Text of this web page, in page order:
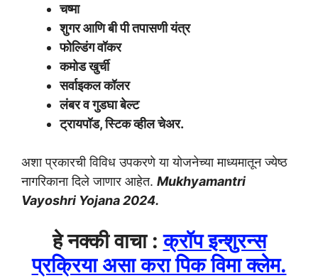
चष्मा
शुगर आणि बी पी तपासणी यंत्र
फोल्डिंग वॉकर
कमोड खुर्ची
सर्वाइकल कॉलर
लंबर व गुडघा बेल्ट
ट्रायपॉड, स्टिक व्हील चेअर.
अशा प्रकारची विविध उपकरणे या योजनेच्या माध्यमातून ज्येष्ठ
नागरिकाना दिले जाणार आहेत. Mukhyamantri
Vayoshri Yojana 2024.
हे नक्की वाचा :क्रॉप इन्शुरन्स
प्रक्रिया असा करा पिक विमा क्लेम.